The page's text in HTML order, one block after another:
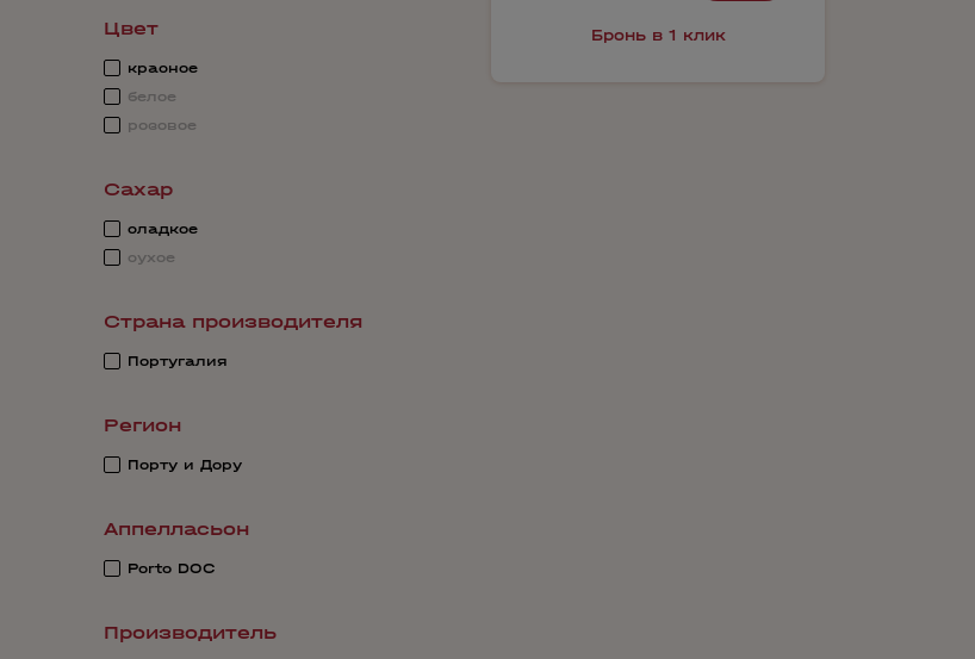
Цвет
красное
белое
розовое
Сахар
сладкое
сухое
Страна производителя
Португалия
Регион
Порту и Дору
Аппелласьон
Porto DOC
Производитель
Бронь в 1 клик